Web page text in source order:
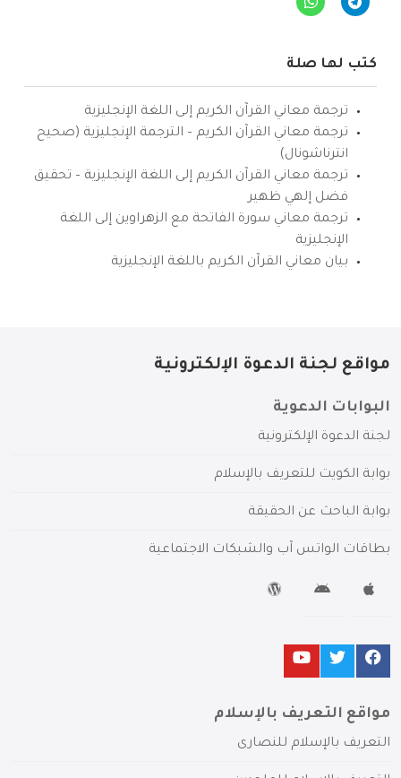
كتب لها صلة
ترجمة معاني القرآن الكريم إلى اللغة الإنجليزية
ترجمة معاني القرآن الكريم – الترجمة الإنجليزية (صحيح
انترناشونال)
ترجمة معاني القرآن الكريم إلى اللغة الإنجليزية – تحقيق
فضل إلهي ظهير
ترجمة معاني سورة الفاتحة مع الزهراوين إلى اللغة
الإنجليزية
بيان معاني القرآن الكريم باللغة الإنجليزية
مواقع لجنة الدعوة الإلكترونية
البوابات الدعوية
لجنة الدعوة الإلكترونية
بوابة الكويت للتعريف بالإسلام
بوابة الباحث عن الحقيقة
بطاقات الواتس آب والشبكات الاجتماعية
مواقع التعريف بالإسلام
التعريف بالإسلام للنصارى